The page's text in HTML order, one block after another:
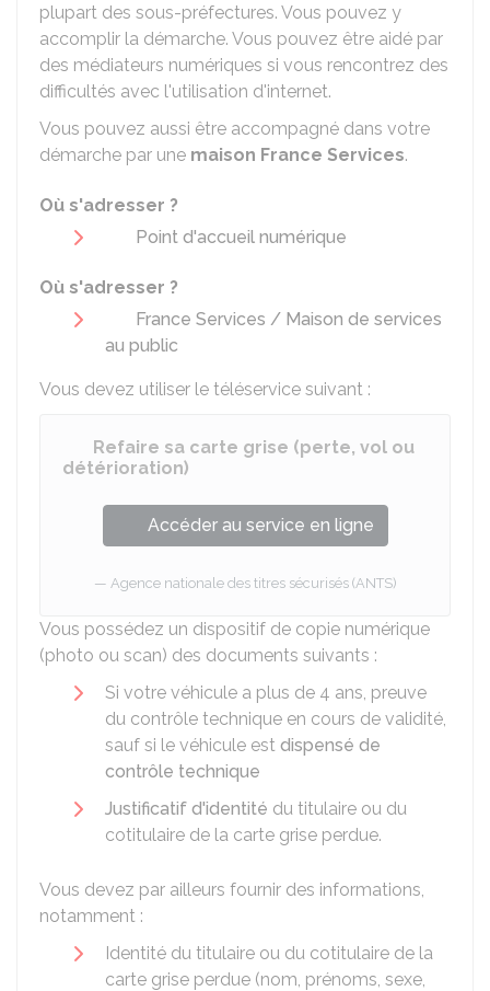
plupart des sous-préfectures. Vous pouvez y
accomplir la démarche. Vous pouvez être aidé par
des médiateurs numériques si vous rencontrez des
difficultés avec l'utilisation d'internet.
Vous pouvez aussi être accompagné dans votre
démarche par une maison France Services.
Où s'adresser ?
Point d'accueil numérique
Où s'adresser ?
France Services / Maison de services
au public
Vous devez utiliser le téléservice suivant :
Refaire sa carte grise (perte, vol ou
détérioration)
Accéder au service en ligne
Agence nationale des titres sécurisés (ANTS)
Vous possédez un dispositif de copie numérique
(photo ou scan) des documents suivants :
Si votre véhicule a plus de 4 ans, preuve
du contrôle technique en cours de validité,
sauf si le véhicule est dispensé de
contrôle technique
Justificatif d'identité du titulaire ou du
cotitulaire de la carte grise perdue.
Vous devez par ailleurs fournir des informations,
notamment :
Identité du titulaire ou du cotitulaire de la
carte grise perdue (nom, prénoms, sexe,